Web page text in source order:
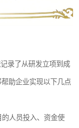
录了从研发立项到成
助企业实现以下几点
人员投入、资金使